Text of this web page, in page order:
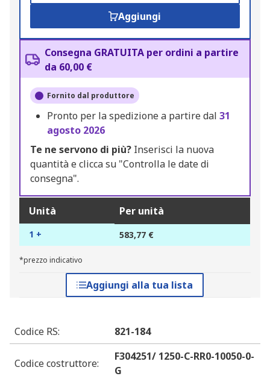
Aggiungi
Consegna GRATUITA per ordini a partire
da 60,00 €
Fornito dal produttore
Pronto per la spedizione a partire dal 31
agosto 2026
Te ne servono di più? Inserisci la nuova
quantità e clicca su "Controlla le date di
consegna".
Unità Per unità
1 + 583,77 €
*prezzo indicativo
Aggiungi alla tua lista
Codice RS: 821-184
Codice costruttore:
F304251/ 1250-C-RR0-10050-0-
G